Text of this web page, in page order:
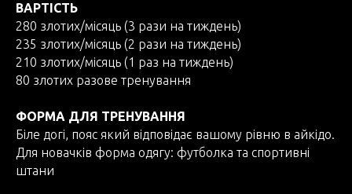
ВАРТІСТЬ
280 злотих/місяць (3 рази на тиждень)
235 злотих/місяць (2 рази на тиждень)
210 злотих/місяць (1 раз на тиждень)
80 злотих разове тренування
ФОРМА ДЛЯ ТРЕНУВАННЯ
Біле догі, пояс який відповідає вашому рівню в айкідо.
Для новачків форма одягу: футболка та спортивні
штани